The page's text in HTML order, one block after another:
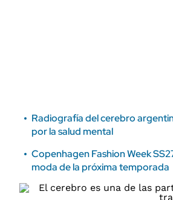
Radiografía del cerebro
por la salud mental
Copenhagen Fashion Week
moda de la próxima temporada